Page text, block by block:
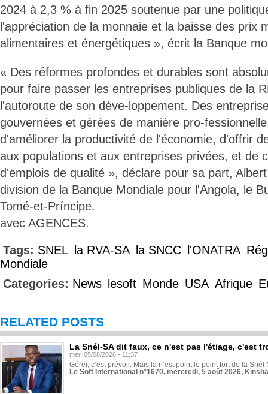
2024 à 2,3 % à fin 2025 soutenue par une
l'appréciation de la monnaie et la baisse des prix
alimentaires et énergétiques », écrit la Banque
« Des réformes profondes et durables sont
pour faire passer les entreprises publiques de la
l'autoroute de son déve-loppement. Des
gouvernées et gérées de manière pro-
d'améliorer la productivité de l'économie, d'offrir
aux populations et aux entreprises privées, et de
d'emplois de qualité », déclare pour sa part,
division de la Banque Mondiale pour l'Angola, le
Tomé-et-Príncipe.
avec AGENCES.
Tags: SNEL la RVA-SA la SNCC l'ONATRA
Mondiale
Categories: News lesoft Monde USA Afrique
RELATED POSTS
La Snél-SA dit faux, ce n'est pas l'étiage, c'est
mer, 05/08/2026 - 11:37
Gérer, c’est prévoir. Mais là n’est point le point fort de la
Le Soft International n°1670, mercredi, 5 août 2026,